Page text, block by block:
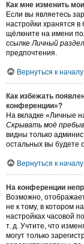
Как мне изменить
Если вы являетесь
настройки хранятся
щёлкните на имени
ссылкеЛичный раздел
предпочтения.
Вернуться к началу
Как избежать
конференции»?
На вкладке «Личные
Скрывать моё
видны только
остальных вы будете
Вернуться к началу
На конференции
Возможно,
не к тому, в котором
настройках часовой
т. д. Учтите, что
могут только